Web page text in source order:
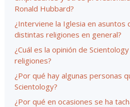
Ronald Hubbard?
¿Interviene la Iglesia en asuntos
distintas religiones en general?
¿Cuál es la opinión de
religiones?
¿Por qué hay algunas personas
Scientology?
¿Por qué en ocasiones se ha